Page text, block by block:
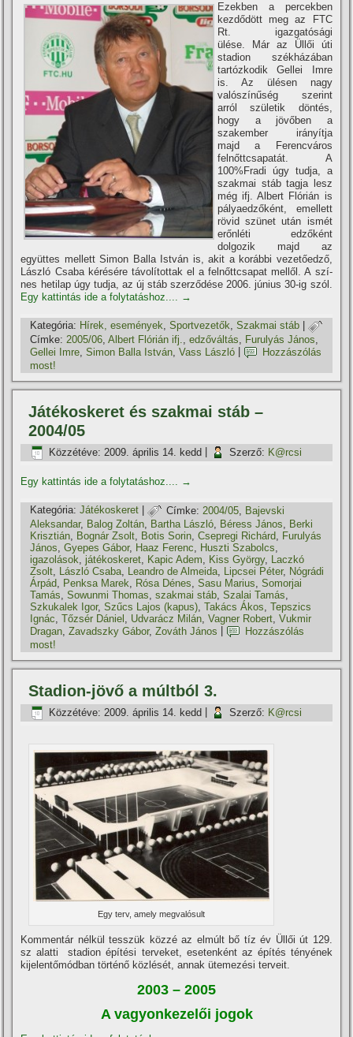
Ezekben a percekben
kezdődött meg az FTC
Rt. igazgatósági
ülése. Már az Üllői úti
stadion székházában
tartózkodik Gellei Imre
is. Az ülésen nagy
valószí­nűség szerint
arról születik döntés,
hogy a jövőben a
szakember irányí­tja
majd a Ferencváros
felnőttcsapatát. A
100%Fradi úgy tudja, a
szakmai stáb tagja lesz
még ifj. Albert Flórián is
pályaedzőként, emellett
rövid szünet után ismét
erőnléti edzőként
dolgozik majd az
együttes mellett Simon Balla István is, akit a korábbi vezetőedző,
László Csaba kérésére távolí­tottak el a felnőttcsapat mellől. A szí­
nes hetilap úgy tudja, az új stáb szerződése 2006. június 30-ig szól.
Egy kattintás ide a folytatáshoz.... →
Kategória: Hí­rek, események,Sportvezetők,Szakmai stáb |
Címke: 2005/06,Albert Flórián ifj.,edzőváltás, Furulyás János,
Gellei Imre ,Simon Balla István ,Vass László
Hozzászólás
most!
Játékoskeret és szakmai stáb –
2004/05
Közzétéve: 2009. április 14. kedd Szerző: K@rcsi
Egy kattintás ide a folytatáshoz.... →
Kategória: Játékoskeret | Címke: 2004/05
Bajevski
Aleksandar, Balog Zoltán, Bartha László, Béress János, Berki
Krisztián, Bognár Zsolt, Botis Sorin,Csepregi Richárd, Furulyás
János,Gyepes Gábor, Haaz Ferenc, Huszti Szabolcs,
igazolások,játékoskeret, Kapic Adem, Kiss György, Laczkó
Zsolt, László Csaba, Leandro de Almeida, Lipcsei Péter, Nógrádi
Árpád, Penksa Marek, Rósa Dénes,Sasu Marius,Somorjai
Tamás,Sowunmi Thomas,szakmai stáb,Szalai Tamás,
Szkukalek Igor,Szűcs Lajos (kapus),Takács Ákos,Tepszics
Ignác,Tőzsér Dániel , Udvarácz Milán,Vagner Robert,Vukmir
Dragan ,Zavadszky Gábor,Zováth János
Hozzászólás
most!
Stadion-jövő a múltból 3.
Közzétéve: 2009. április 14. kedd Szerző: K@rcsi
Egy terv, amely megvalósult
Kommentár nélkül tesszük közzé az elmúlt bő tí­z év Üllői út 129.
sz alatti stadion épí­tési terveket, esetenként az épí­tés tényének
kijelentőmódban történő közlését, annak ütemezési terveit.
2003 – 2005
A vagyonkezelői jogok